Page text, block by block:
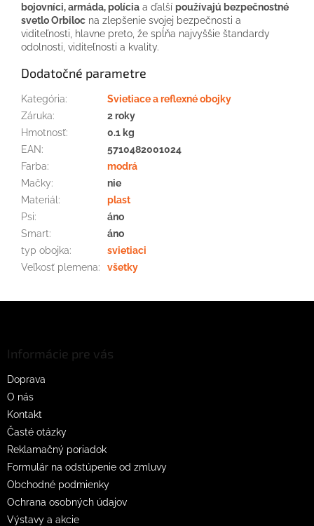
bojovníci, armáda, polícia a ďalší používajú bezpečnostné
svetlo Orbiloc na zlepšenie svojej bezpečnosti a
viditeľnosti, hlavne preto, že spĺňa najvyššie štandardy
odolnosti, viditeľnosti a kvality.
Dodatočné parametre
Kategória:
Svietiace a reflexné obojky
Záruka:
2 roky
Hmotnosť:
0.1 kg
EAN:
5710482001024
Farba:
modrá
Mačky:
nie
Materiál :
plast
Psi:
áno
Smart:
áno
typ obojka:
svietiaci
Veľkosť plemena: všetky
Informácie pre vás
Doprava
O nás
Kontakt
Časté otázky
Reklamačný poriadok
Formulár na odstúpenie od zmluvy
Obchodné podmienky
Ochrana osobných údajov
Výstavy a akcie